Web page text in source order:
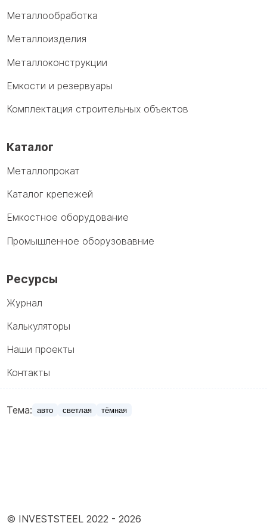
Металлообработка
Металлоизделия
Металлоконструкции
Емкости и резервуары
Комплектация строительных объектов
Каталог
Металлопрокат
Каталог крепежей
Емкостное оборудование
Промышленное оборузовавние
Ресурсы
Журнал
Калькуляторы
Наши проекты
Контакты
Тема: авто светлая тёмная
© INVESTSTEEL 2022 -2026